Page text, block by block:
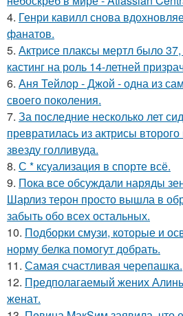
4. Генри кавилл снова
фанатов.
5. Актрисе плаксы мертл было
кастинг на роль 14-летней
6. Аня Тейлор - Джой - одна из
своего поколения.
7. За последние несколько лет
превратилась из актрисы
звезду голливуда.
8. С * ксуализация в спорте всё.
9. Пока все обсуждали наряды
Шарлиз терон просто вышла в
забыть обо всех остальных.
10. Подборки смузи, которые и
норму белка помогут добрать.
11. Самая счастливая черепашка.
12. Предполагаемый жених
женат.